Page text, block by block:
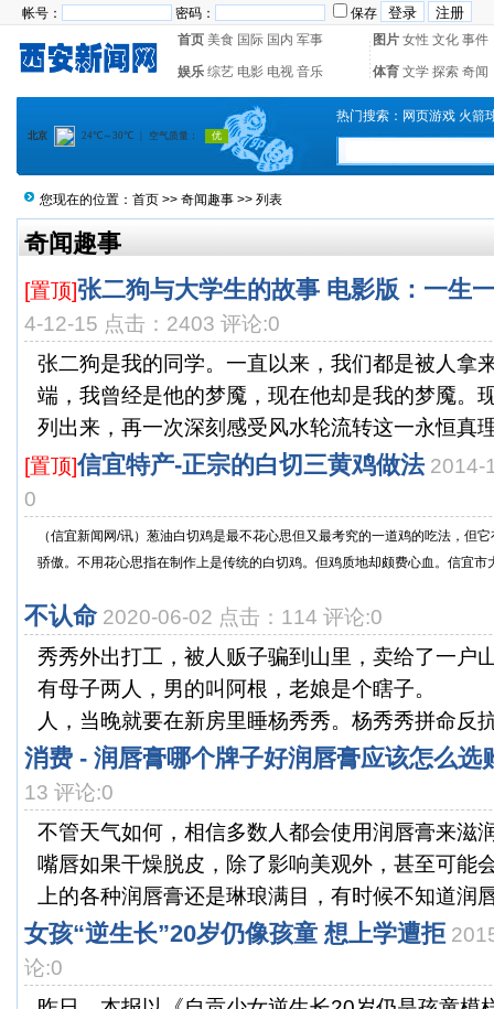
帐号： 密码：
保存
首页 美食 国际 国内 军事 图片 女性 文化 事件
娱乐 综艺 电影 电视 音乐 体育 文学 探索 奇闻
热门搜索： 网页游戏 火箭
您现在的位置： 首页 >> 奇闻趣事 >> 列表
奇闻趣事
[置顶]张二狗与大学生的故事 电影版：一生
4-12-15 点击：2403 评论:0
张二狗是我的同学。一直以来，我们都是被人拿
端，我曾经是他的梦魇，现在他却是我的梦魇。
列出来，再一次深刻感受风水轮流转这一永恒
[置顶]信宜特产-正宗的白切三黄鸡做法 2014-
0
（信宜新闻网/讯）葱油白切鸡是最不花心思但又最考究的一道鸡的吃法，但
骄傲。不用花心思指在制作上是传统的白切鸡。但鸡质地却颇费心血。信宜市
不认命 2020-06-02 点击：114 评论:0
秀秀外出打工，被人贩子骗到山里，卖给了一户
有母子两人，男的叫阿根，老娘是个瞎子
人，当晚就要在新房里睡杨秀秀。杨秀秀拼命反
消费 - 润唇膏哪个牌子好润唇膏应该怎么选
13 评论:0
不管天气如何，相信多数人都会使用润唇膏来滋
嘴唇如果干燥脱皮，除了影响美观外，甚至可能
上的各种润唇膏还是琳琅满目，有时候不知道润
女孩“逆生长”20岁仍像孩童 想上学遭拒
论:0